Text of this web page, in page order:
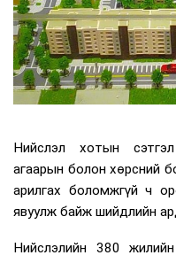
Нийслэл хотын
агаарын болон хөрсний
арилгах боломжгүй ч
явуулж байж шийдлийн
Нийслэлийн 380